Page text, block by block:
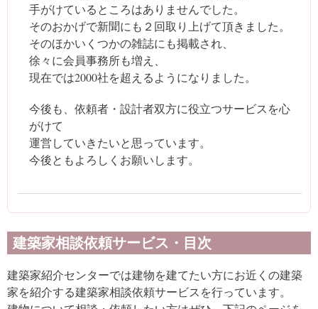
手がけているところはありませんでした。
そのおかげで新聞にも２回取り上げて頂きました。
そのほかいくつかの雑誌にも掲載され、
徐々に会員事務所も増え、
現在では2000社を超えるようになりました。
今後も、依頼者・設計者双方に役立つサービスを心
がけて
運営していきたいと思っています。
今後ともよろしくお願いします。
建築家相談依頼サービス・目次
建築家紹介センターでは建物を建てたい方にお近くの建築
家を紹介する建築家相談依頼サービスを行っています。